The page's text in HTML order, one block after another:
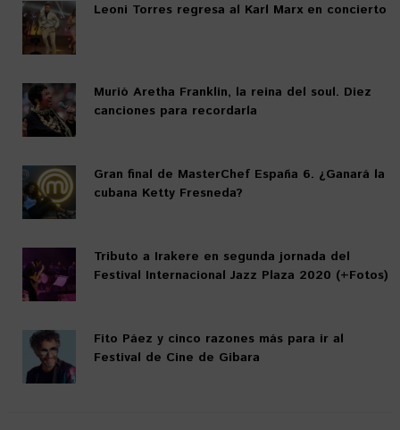
Leoni Torres regresa al Karl Marx en concierto
Murió Aretha Franklin, la reina del soul. Diez
canciones para recordarla
Gran final de MasterChef España 6. ¿Ganará la
cubana Ketty Fresneda?
Tributo a Irakere en segunda jornada del
Festival Internacional Jazz Plaza 2020 (+Fotos)
Fito Páez y cinco razones más para ir al
Festival de Cine de Gibara